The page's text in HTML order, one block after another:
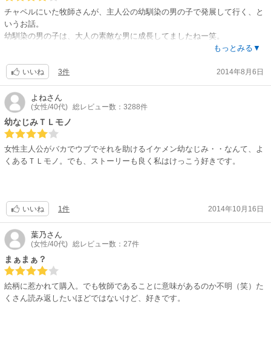
チャペルにいた牧師さんが、主人公の幼馴染の男の子で発展して行く、と
いうお話。
幼馴染の男の子は、大人の素敵な男に成長してましたねー笑。
もっとみる▼
いいね 3件 2014年8月6日
よねさん
(女性/40代) 総レビュー数：3288件
幼なじみＴＬモノ
女性主人公がバカでウブでそれを助けるイケメン幼なじみ・・なんて、よ
くあるＴＬモノ。でも、ストーリーも良く私はけっこう好きです。
いいね 1件 2014年10月16日
葉乃さん
(女性/40代) 総レビュー数：27件
まぁまぁ？
絵柄に惹かれて購入。でも牧師であることに意味があるのか不明（笑）た
くさん読み返したいほどではないけど、好きです。